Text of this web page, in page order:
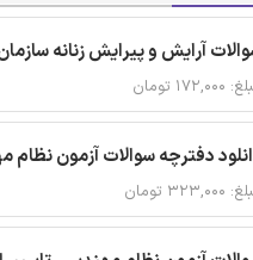
آرایش و پیرایش زنانه
تومان
دفترچه سوالات آزمون
تومان